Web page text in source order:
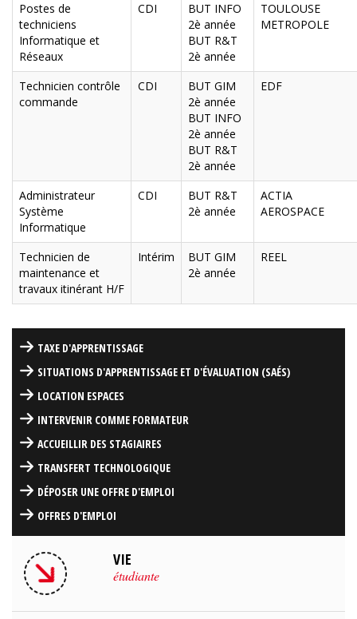
Postes de
techniciens
Informatique et
Réseaux
CDI
BUT INFO
2è année
BUT R&T
2è année
TOULOUSE
METROPOLE
Technicien contrôle
commande
CDI
BUT GIM
2è année
BUT INFO
2è année
BUT R&T
2è année
EDF
Administrateur
Système
Informatique
CDI
BUT R&T
2è année
ACTIA
AEROSPACE
Technicien de
maintenance et
travaux itinérant H/F
Intérim
BUT GIM
2è année
REEL
TAXE D'APPRENTISSAGE
SITUATIONS D'APPRENTISSAGE ET D'ÉVALUATION (SAÉS)
LOCATION ESPACES
INTERVENIR COMME FORMATEUR
ACCUEILLIR DES STAGIAIRES
TRANSFERT TECHNOLOGIQUE
DÉPOSER UNE OFFRE D'EMPLOI
OFFRES D'EMPLOI
VIE
étudiante